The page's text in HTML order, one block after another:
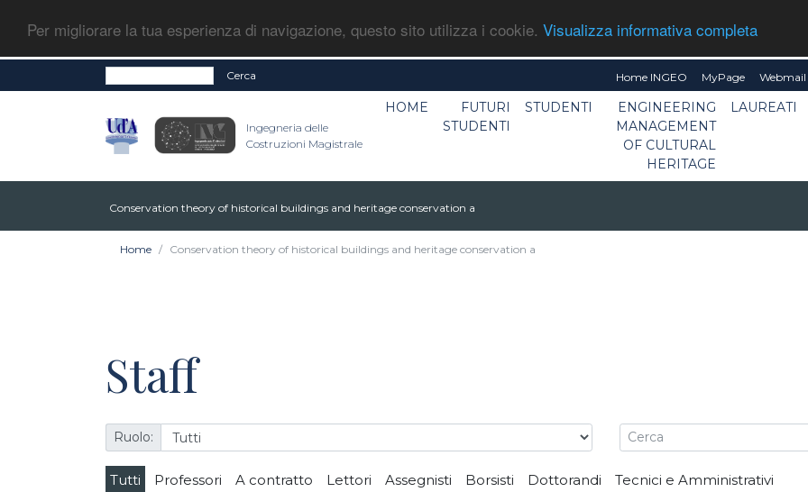
Per migliorare la tua esperienza di navigazione, questo sito utilizza i cookie. Visualizza informativa completa
Cerca Home INGEO MyPage Webmail
Ingegneria delle
Costruzioni Magistrale
HOME
FUTURI
STUDENTI
STUDENTI
ENGINEERING
MANAGEMENT
OF CULTURAL
HERITAGE
LAUREATI
Conservation theory of historical buildings and heritage conservation a
Home Conservation theory of historical buildings and heritage conservation a
Staff
Ruolo:
Tutti Professori A contratto Lettori Assegnisti Borsisti Dottorandi Tecnici e Amministrativi